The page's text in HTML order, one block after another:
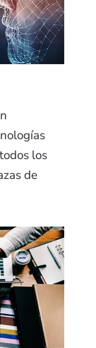
los
de